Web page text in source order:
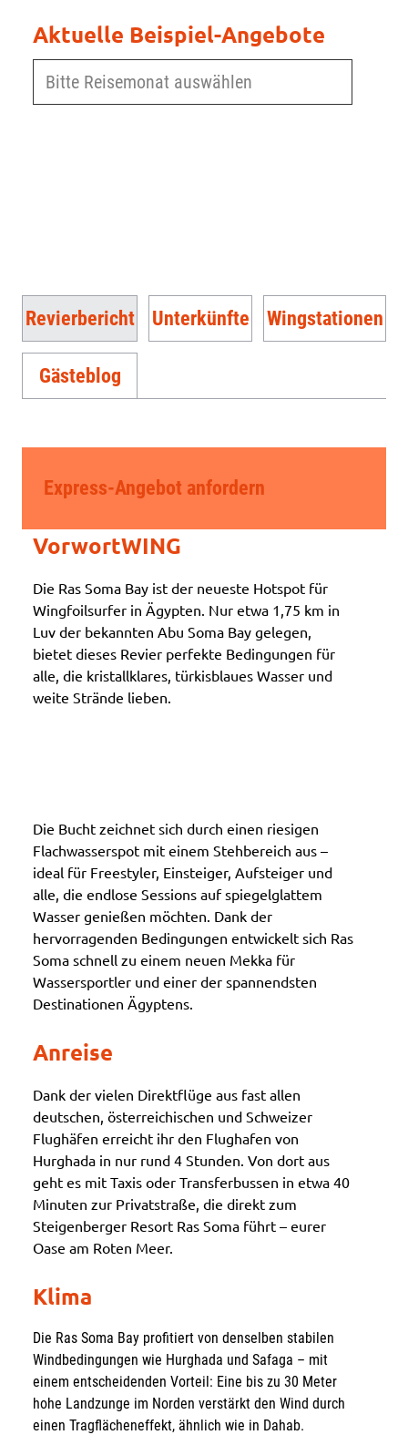
Aktuelle Beispiel-Angebote
Revierbericht Unterkünfte Wingstationen
Gästeblog
Express-Angebot anfordern
VorwortWING
Die Ras Soma Bay ist der neueste Hotspot für
Wingfoilsurfer in Ägypten. Nur etwa 1,75 km in
Luv der bekannten Abu Soma Bay gelegen,
bietet dieses Revier perfekte Bedingungen für
alle, die kristallklares, türkisblaues Wasser und
weite Strände lieben.
Die Bucht zeichnet sich durch einen riesigen
Flachwasserspot mit einem Stehbereich aus –
ideal für Freestyler, Einsteiger, Aufsteiger und
alle, die endlose Sessions auf spiegelglattem
Wasser genießen möchten. Dank der
hervorragenden Bedingungen entwickelt sich Ras
Soma schnell zu einem neuen Mekka für
Wassersportler und einer der spannendsten
Destinationen Ägyptens.
Anreise
Dank der vielen Direktflüge aus fast allen
deutschen, österreichischen und Schweizer
Flughäfen erreicht ihr den Flughafen von
Hurghada in nur rund 4 Stunden. Von dort aus
geht es mit Taxis oder Transferbussen in etwa 40
Minuten zur Privatstraße, die direkt zum
Steigenberger Resort Ras Soma führt – eurer
Oase am Roten Meer.
Klima
Die Ras Soma Bay profitiert von denselben stabilen
Windbedingungen wie Hurghada und Safaga – mit
einem entscheidenden Vorteil: Eine bis zu 30 Meter
hohe Landzunge im Norden verstärkt den Wind durch
einen Tragflächeneffekt, ähnlich wie in Dahab.